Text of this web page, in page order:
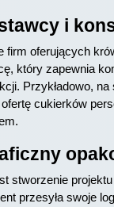
i
firm oferujących
który zapewnia
Przykładowo, na
cukierków
stworzenie
przesyła swoje